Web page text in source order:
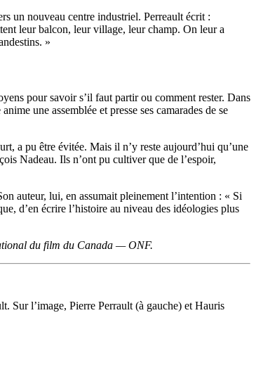
un nouveau centre industriel. Perreault écrit :
leur balcon, leur village, leur champ. On leur a
»
pour savoir s’il faut partir ou comment rester. Dans
une assemblée et presse ses camarades de se
a pu être évitée. Mais il n’y reste aujourd’hui qu’une
Nadeau. Ils n’ont pu cultiver que de l’espoir,
auteur, lui, en assumait pleinement l’intention : « Si
d’en écrire l’histoire au niveau des idéologies plus
du film du Canada — ONF.
Sur l’image, Pierre Perrault (à gauche) et Hauris